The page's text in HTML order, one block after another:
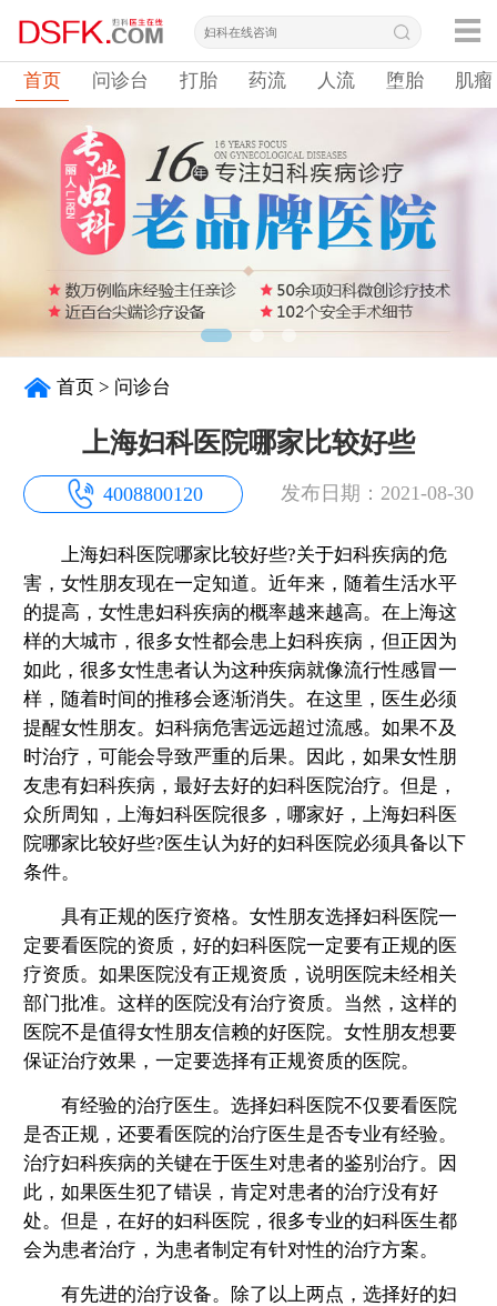
首页 问诊台 打胎 药流 人流 堕胎 肌瘤
首页 > 问诊台
上海妇科医院哪家比较好些
4008800120 发布日期：2021-08-30
上海妇科医院哪家比较好些?关于妇科疾病的危
害，女性朋友现在一定知道。近年来，随着生活水平
的提高，女性患妇科疾病的概率越来越高。在上海这
样的大城市，很多女性都会患上妇科疾病，但正因为
如此，很多女性患者认为这种疾病就像流行性感冒一
样，随着时间的推移会逐渐消失。在这里，医生必须
提醒女性朋友。妇科病危害远远超过流感。如果不及
时治疗，可能会导致严重的后果。因此，如果女性朋
友患有妇科疾病，最好去好的妇科医院治疗。但是，
众所周知，上海妇科医院很多，哪家好，上海妇科医
院哪家比较好些?医生认为好的妇科医院必须具备以下
条件。
具有正规的医疗资格。女性朋友选择妇科医院一
定要看医院的资质，好的妇科医院一定要有正规的医
疗资质。如果医院没有正规资质，说明医院未经相关
部门批准。这样的医院没有治疗资质。当然，这样的
医院不是值得女性朋友信赖的好医院。女性朋友想要
保证治疗效果，一定要选择有正规资质的医院。
有经验的治疗医生。选择妇科医院不仅要看医院
是否正规，还要看医院的治疗医生是否专业有经验。
治疗妇科疾病的关键在于医生对患者的鉴别治疗。因
此，如果医生犯了错误，肯定对患者的治疗没有好
处。但是，在好的妇科医院，很多专业的妇科医生都
会为患者治疗，为患者制定有针对性的治疗方案。
有先进的治疗设备。除了以上两点，选择好的妇